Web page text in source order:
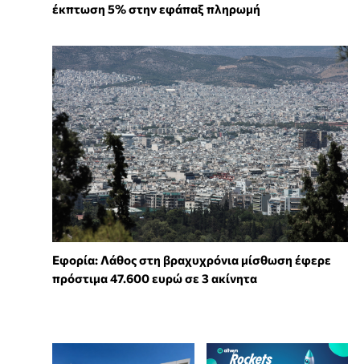
έκπτωση 5% στην εφάπαξ πληρωμή
Εφορία: Λάθος στη βραχυχρόνια μίσθωση έφερε
πρόστιμα 47.600 ευρώ σε 3 ακίνητα